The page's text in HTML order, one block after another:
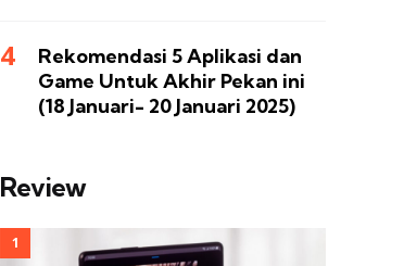
Rekomendasi 5 Aplikasi dan
Game Untuk Akhir Pekan ini
(18 Januari- 20 Januari 2025)
Review